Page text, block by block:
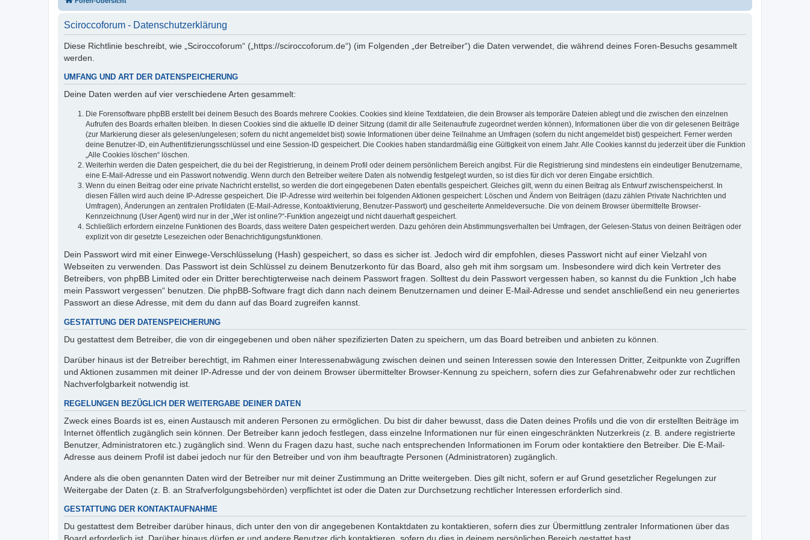
Sciroccoforum - Datenschutzerklärung
Diese Richtlinie beschreibt, wie „Sciroccoforum“ („https://sciroccoforum.de“) (im Folgenden „der Betreiber“) die Daten verwendet, die während deines Foren-Besuchs gesammelt
werden.
UMFANG UND ART DER DATENSPEICHERUNG
Deine Daten werden auf vier verschiedene Arten gesammelt:
Die Forensoftware phpBB erstellt bei deinem Besuch des Boards mehrere Cookies. Cookies sind kleine Textdateien, die dein Browser als temporäre Dateien ablegt und die zwischen den einzelnen
Aufrufen des Boards erhalten bleiben. In diesen Cookies sind die aktuelle ID deiner Sitzung (damit dir alle Seitenaufrufe zugeordnet werden können), Informationen über die von dir gelesenen Beiträge
(zur Markierung dieser als gelesen/ungelesen; sofern du nicht angemeldet bist) sowie Informationen über deine Teilnahme an Umfragen (sofern du nicht angemeldet bist) gespeichert. Ferner werden
deine Benutzer-ID, ein Authentifizierungsschlüssel und eine Session-ID gespeichert. Die Cookies haben standardmäßig eine Gültigkeit von einem Jahr. Alle Cookies kannst du jederzeit über die Funktion
„Alle Cookies löschen“ löschen.
Weiterhin werden die Daten gespeichert, die du bei der Registrierung, in deinem Profil oder deinem persönlichem Bereich angibst. Für die Registrierung sind mindestens ein eindeutiger Benutzername,
eine E-Mail-Adresse und ein Passwort notwendig. Wenn durch den Betreiber weitere Daten als notwendig festgelegt wurden, so ist dies für dich vor deren Eingabe ersichtlich.
Wenn du einen Beitrag oder eine private Nachricht erstellst, so werden die dort eingegebenen Daten ebenfalls gespeichert. Gleiches gilt, wenn du einen Beitrag als Entwurf zwischenspeicherst. In
diesen Fällen wird auch deine IP-Adresse gespeichert. Die IP-Adresse wird weiterhin bei folgenden Aktionen gespeichert: Löschen und Ändern von Beiträgen (dazu zählen Private Nachrichten und
Umfragen), Änderungen an zentralen Profildaten (E-Mail-Adresse, Kontoaktivierung, Benutzer-Passwort) und gescheiterte Anmeldeversuche. Die von deinem Browser übermittelte Browser-
Kennzeichnung (User Agent) wird nur in der „Wer ist online?“-Funktion angezeigt und nicht dauerhaft gespeichert.
Schließlich erfordern einzelne Funktionen des Boards, dass weitere Daten gespeichert werden. Dazu gehören dein Abstimmungsverhalten bei Umfragen, der Gelesen-Status von deinen Beiträgen oder
explizit von dir gesetzte Lesezeichen oder Benachrichtigungsfunktionen.
Dein Passwort wird mit einer Einwege-Verschlüsselung (Hash) gespeichert, so dass es sicher ist. Jedoch wird dir empfohlen, dieses Passwort nicht auf einer Vielzahl von
Webseiten zu verwenden. Das Passwort ist dein Schlüssel zu deinem Benutzerkonto für das Board, also geh mit ihm sorgsam um. Insbesondere wird dich kein Vertreter des
Betreibers, von phpBB Limited oder ein Dritter berechtigterweise nach deinem Passwort fragen. Solltest du dein Passwort vergessen haben, so kannst du die Funktion „Ich habe
mein Passwort vergessen“ benutzen. Die phpBB-Software fragt dich dann nach deinem Benutzernamen und deiner E-Mail-Adresse und sendet anschließend ein neu generiertes
Passwort an diese Adresse, mit dem du dann auf das Board zugreifen kannst.
GESTATTUNG DER DATENSPEICHERUNG
Du gestattest dem Betreiber, die von dir eingegebenen und oben näher spezifizierten Daten zu speichern, um das Board betreiben und anbieten zu können.
Darüber hinaus ist der Betreiber berechtigt, im Rahmen einer Interessenabwägung zwischen deinen und seinen Interessen sowie den Interessen Dritter, Zeitpunkte von Zugriffen
und Aktionen zusammen mit deiner IP-Adresse und der von deinem Browser übermittelter Browser-Kennung zu speichern, sofern dies zur Gefahrenabwehr oder zur rechtlichen
Nachverfolgbarkeit notwendig ist.
REGELUNGEN BEZÜGLICH DER WEITERGABE DEINER DATEN
Zweck eines Boards ist es, einen Austausch mit anderen Personen zu ermöglichen. Du bist dir daher bewusst, dass die Daten deines Profils und die von dir erstellten Beiträge im
Internet öffentlich zugänglich sein können. Der Betreiber kann jedoch festlegen, dass einzelne Informationen nur für einen eingeschränkten Nutzerkreis (z. B. andere registrierte
Benutzer, Administratoren etc.) zugänglich sind. Wenn du Fragen dazu hast, suche nach entsprechenden Informationen im Forum oder kontaktiere den Betreiber. Die E-Mail-
Adresse aus deinem Profil ist dabei jedoch nur für den Betreiber und von ihm beauftragte Personen (Administratoren) zugänglich.
Andere als die oben genannten Daten wird der Betreiber nur mit deiner Zustimmung an Dritte weitergeben. Dies gilt nicht, sofern er auf Grund gesetzlicher Regelungen zur
Weitergabe der Daten (z. B. an Strafverfolgungsbehörden) verpflichtet ist oder die Daten zur Durchsetzung rechtlicher Interessen erforderlich sind.
GESTATTUNG DER KONTAKTAUFNAHME
Du gestattest dem Betreiber darüber hinaus, dich unter den von dir angegebenen Kontaktdaten zu kontaktieren, sofern dies zur Übermittlung zentraler Informationen über das